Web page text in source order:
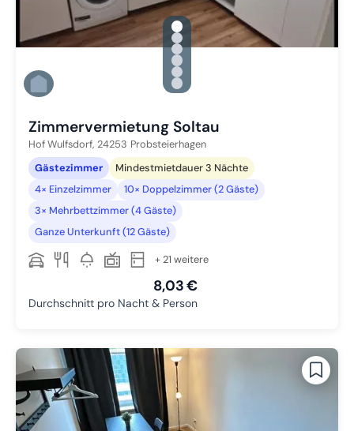
gallery.slide_selector
Zu Slide 1 wechseln
Zu Slide 2 wechseln
Zu Slide 3 wechseln
Zu Slide 4 wechseln
Zu Slide 5 wechseln
Zu Slide 6 wechseln
Zimmervermietung Soltau
Hof Wulfsdorf, 24253 Probsteierhagen
Gästezimmer
Mindestmietdauer 3 Nächte
4× Einzelzimmer
10× Doppelzimmer (2 Gäste)
3× Mehrbettzimmer (4 Gäste)
Ganze Unterkunft (12 Gäste)
+ 21 weitere
8,03 €
Durchschnitt pro Nacht & Person